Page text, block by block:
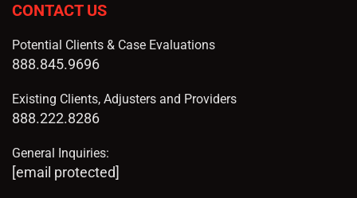
CONTACT US
Potential Clients & Case Evaluations
888.845.9696
Existing Clients, Adjusters and Providers
888.222.8286
General Inquiries:
[email protected]